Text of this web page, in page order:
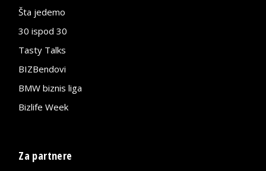
Šta jedemo
30 ispod 30
Tasty Talks
BIZBendovi
BMW biznis liga
Bizlife Week
Za partnere